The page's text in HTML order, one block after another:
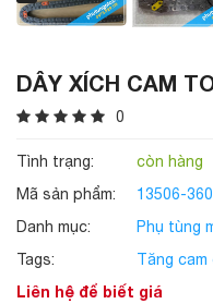
DÂY XÍCH CAM
0
Tình trạng:
còn hàng
Mã sản phẩm:
13506-
Danh mục:
Phụ tùng
Tags:
Tăng
Liên hệ để biết giá